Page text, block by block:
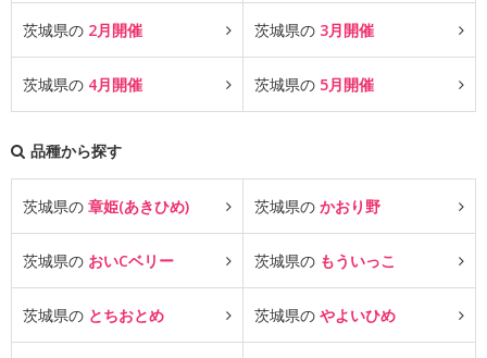
茨城県の 2月開催 茨城県の 3月開催
茨城県の 4月開催 茨城県の 5月開催
品種から探す
茨城県の 章姫(あきひめ) 茨城県の かおり野
茨城県の おいCベリー 茨城県の もういっこ
茨城県の とちおとめ 茨城県の やよいひめ